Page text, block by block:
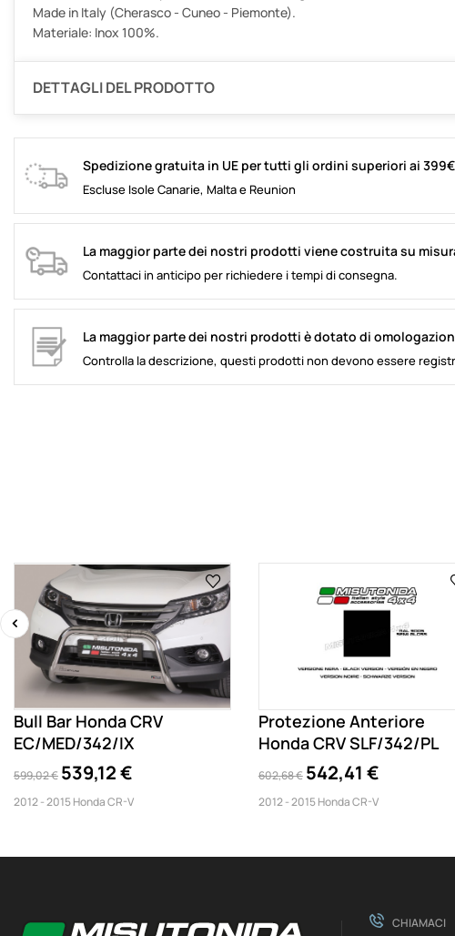
Made in Italy (Cherasco - Cuneo - Piemonte).
Materiale: Inox 100%.
DETTAGLI DEL PRODOTTO
Spedizione gratuita in UE per tutti gli ordini superiori ai 399€
Escluse Isole Canarie, Malta e Reunion
La maggior parte dei nostri prodotti viene costruita su
Contattaci in anticipo per richiedere i tempi di consegna.
La maggior parte dei nostri prodotti è dotato di
Controlla la descrizione, questi prodotti non devono essere
Bull Bar Honda CRV
EC/MED/342/IX
599,02 € 539,12 €
2012 - 2015 Honda CR-V
Protezione Anteriore
Honda CRV SLF/342/PL
602,68 € 542,41 €
2012 - 2015 Honda CR-V
CHIAMACI